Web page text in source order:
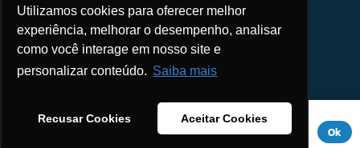
Utilizamos cookies para oferecer melhor
experiência, melhorar o desempenho, analisar
como você interage em nosso site e
personalizar conteúdo. Saiba mais
Recusar Cookies Aceitar Cookies
Seja um patrocinador
Este site usa cookies para melhorar sua experiência. Se você
continuar a usar este site, você concorda com ele.Aviso de
Ok